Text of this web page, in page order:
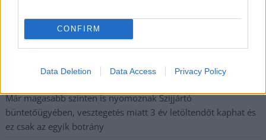
CONFIRM
Data Deletion Data Access Privacy Policy
postaládájába érkezik!
A SZOL24 legfrissebb 24 cikke
Már magasabb szinten is nyomoznak Szijjártó
büntetőügyében, vesztegetés miatt 3 év letöltendőt kaphat és
ez csak az egyik botrány